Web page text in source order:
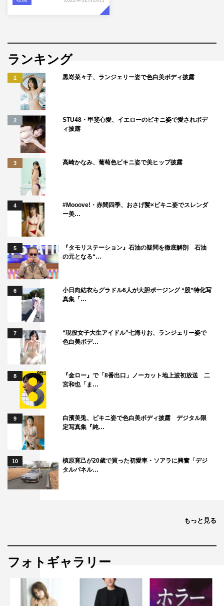
ランキング
1 黒嵜菜々子、ランジェリー姿で色白美ボディ披露
2
STU48・甲斐心愛、イエローのビキニ姿で愛されボデ
ィ披露
3 高崎かなみ、葡萄色ビキニ姿で美ヒップ披露
4
#Mooove!・赤間四季、おさげ髪×ビキニ姿でスレンダ
ー美…
5
『タモリステーション』石油の疑問を徹底解剖 石油
の元となる“…
6
小日向結衣らグラドル6人が大胆ポージング “股”特化写
真集「…
7
“現役女子大生アイドル”七海りお、ランジェリー姿で
色白美ボデ…
8
『金ロー』で「8番出口」ノーカット地上波初放送 二
宮和也「ま…
9
白濱美兎、ビキニ姿で色白美ボディ披露 デジタル限
定写真集『純…
10
槙原寛己が20歳で買った初愛車・ソアラに興奮「デジ
タルパネル…
もっと見る
フォトギャラリー